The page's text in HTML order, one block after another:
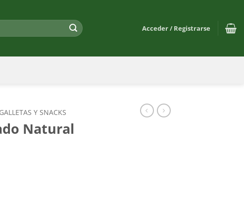
Acceder / Registrarse
Y SNACKS
Natural
cantidad